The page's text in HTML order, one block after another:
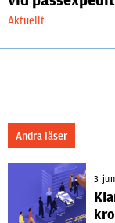
Aktuellt
Andra läser
3